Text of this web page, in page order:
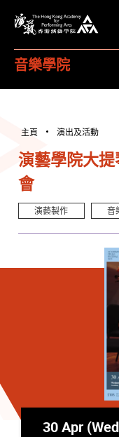
音樂學院
主頁 演出及活動
演藝學院大提
會
演藝製作 音
30 Apr